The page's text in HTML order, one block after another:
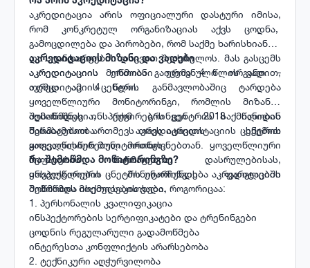
აკრედიტაცია არის ოფიციალური დასტური იმისა,
რომ კონკრეტულ ორგანიზაციას აქვს ცოდნა,
გამოცდილება და პირობები, რომ საქმე ხარისხიანად
და სტანდარტების დაცვით შეასრულოს. მას გასცემს
აკრედიტაციის ერთიანი ეროვნული ორგანო -
აკრედიტაციის ცენტრი.
აკრედიტაციის მიზანი და ვადები
აკრედიტაციის მოწმობა გაიცემა 4 წლის ვადით,
თუმცა ამ 4 წლის განმავლობაშიც ტარდება
ყოველწლიური მონიტორინგი, რომლის მიზანია
შემოწმდეს ინსპექტირების ცენტრის საქმიანობის
შესაბამისობა აკრედიტაციის სქემით
გათვალისწინებულ მოთხოვნებთან. ყოველწლიური
შეფასების წარმატებით დასრულებისას,
ინსპექტირების ცნეტრს უნარჩუნდება აკრედიტაციის
მოწმობის მოქმედების ვადა.
აღსანიშნავია, რომ გრინვეი 2018 წლიდან
წარმატებით ართმევს თავს აკრედიტაციის ცენტრის
ყოველწლიურ მონიტორინგს.
რა შემოწმდა მონიტორინგზე?
ყოველწლიური მონიტორინგის ფარგლებში
შემოწმდა ისეთი საკითხები, როგორიცაა:
1. პერსონალის კვალიფიკაცია
ინსპექტორების სერტიფიკატები და ტრენინგები
ცოდნის რეგულარული გადამოწმება
ინტერესთა კონფლიქტის არარსებობა
2. ტექნიკური აღჭურვილობა